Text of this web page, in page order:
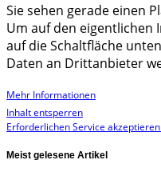
Sie sehen gerade einen
Um auf den eigentlichen
auf die Schaltfläche
Daten an Drittanbieter
Mehr Informationen
Inhalt entsperren
Erforderlichen Service
Meist gelesene Artikel